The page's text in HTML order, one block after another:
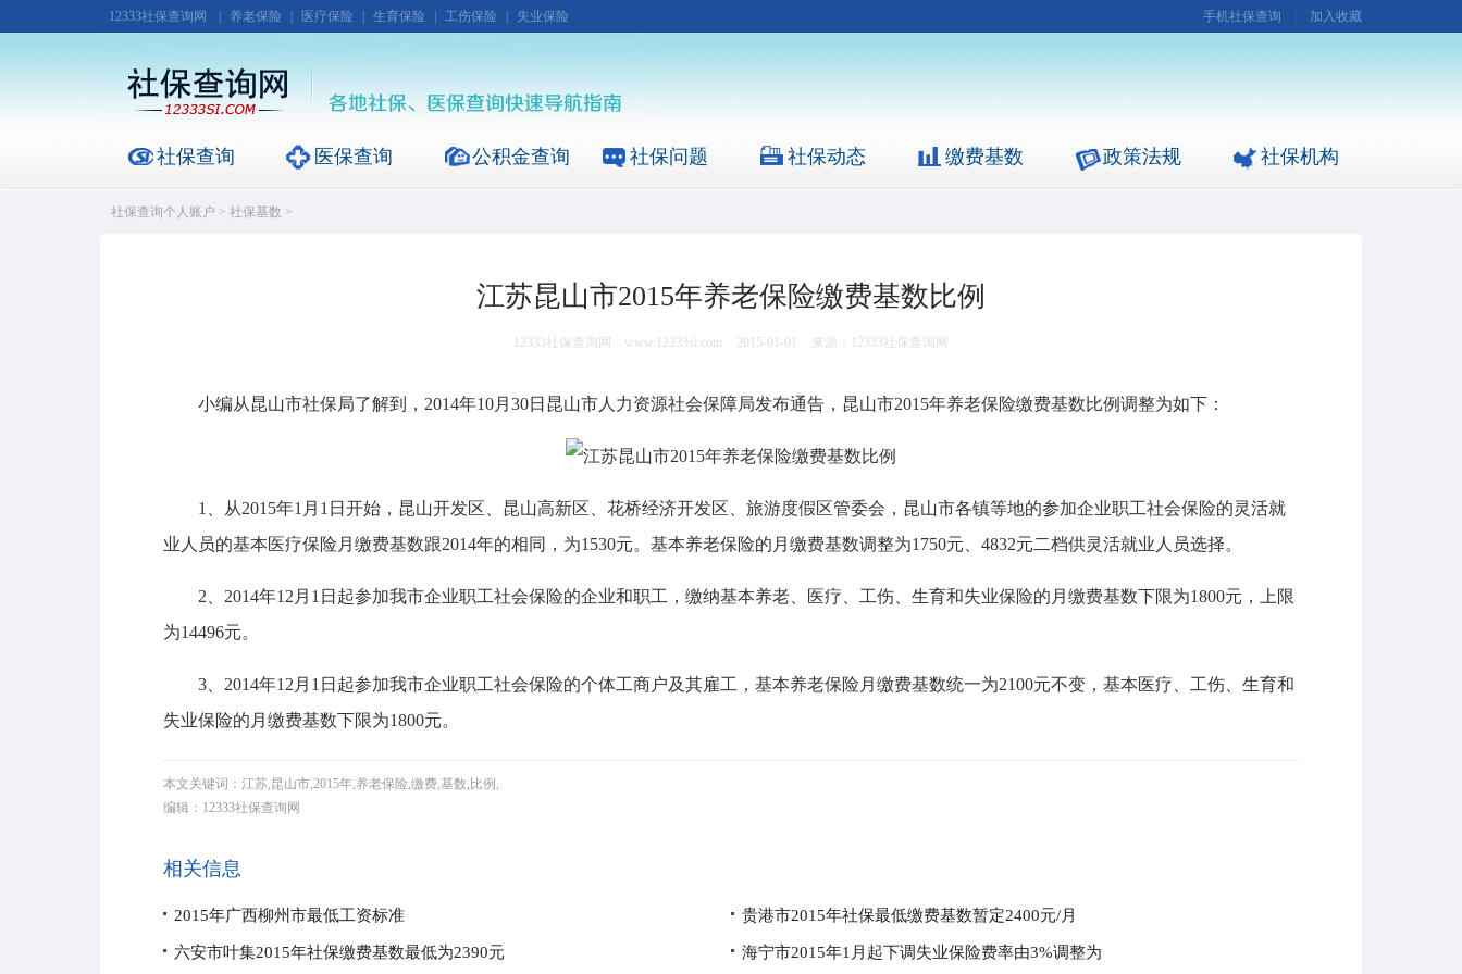
12333社保查询网 养老保险 医疗保险 生育保险 工伤保险 失业保险 手机社保查询 加入收藏
社保查询 医保查询 公积金查询 社保问题 社保动态 缴费基数 政策法规 社保机构
社保查询个人账户 > 社保基数 >
江苏昆山市2015年养老保险缴费基数比例
12333社保查询网 www.12233si.com 2015-01-01 来源：12333社保查询网
小编从昆山市社保局了解到，2014年10月30日昆山市人力资源社会保障局发布通告，昆山市2015年养老保险缴费基数比例调整为如下：
1、从2015年1月1日开始，昆山开发区、昆山高新区、花桥经济开发区、旅游度假区管委会，昆山市各镇等地的参加企业职工社会保险的灵活就
业人员的基本医疗保险月缴费基数跟2014年的相同，为1530元。基本养老保险的月缴费基数调整为1750元、4832元二档供灵活就业人员选择。
2、2014年12月1日起参加我市企业职工社会保险的企业和职工，缴纳基本养老、医疗、工伤、生育和失业保险的月缴费基数下限为1800元，上限
为14496元。
3、2014年12月1日起参加我市企业职工社会保险的个体工商户及其雇工，基本养老保险月缴费基数统一为2100元不变，基本医疗、工伤、生育和
失业保险的月缴费基数下限为1800元。
本文关键词：江苏,昆山市,2015年,养老保险,缴费,基数,比例,
编辑：12333社保查询网
相关信息
2015年广西柳州市最低工资标准 贵港市2015年社保最低缴费基数暂定2400元/月
六安市叶集2015年社保缴费基数最低为2390元 海宁市2015年1月起下调失业保险费率由3%调整为